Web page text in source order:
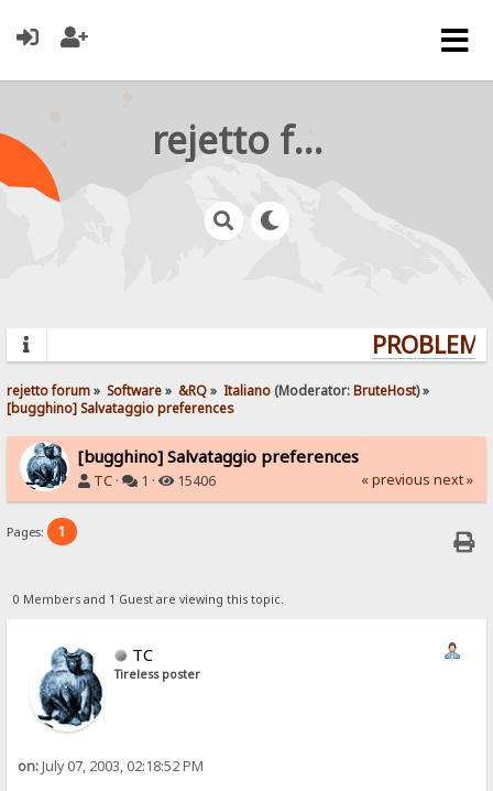
rejetto forum
rejetto forum» Software» &RQ» Italiano (Moderator:BruteHost) »
[bugghino] Salvataggio preferences
[bugghino] Salvataggio preferences
TC · 1 · 15406 « previous next »
Pages: 1
0 Members and 1 Guest are viewing this topic.
TC
Tireless poster
on:July 07, 2003, 02:18:52 PM